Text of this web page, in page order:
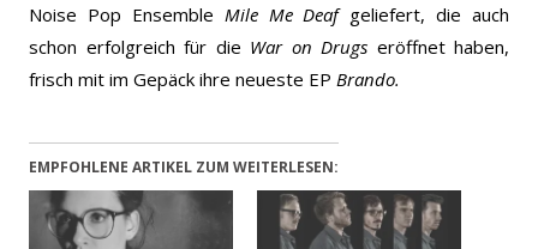
Noise Pop Ensemble Mile Me Deafgeliefert, die auch
schon erfolgreich für die War on Drugs eröffnet haben,
frisch mit im Gepäck ihre neueste EP Brando.
EMPFOHLENE ARTIKEL ZUM WEITERLESEN: